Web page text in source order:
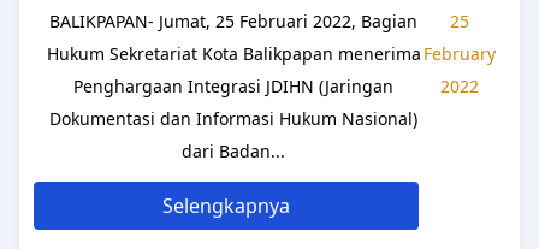
BALIKPAPAN- Jumat, 25 Februari 2022, Bagian
Hukum Sekretariat Kota Balikpapan menerima
Penghargaan Integrasi JDIHN (Jaringan
Dokumentasi dan Informasi Hukum Nasional)
dari Badan...
25
February
2022
Selengkapnya